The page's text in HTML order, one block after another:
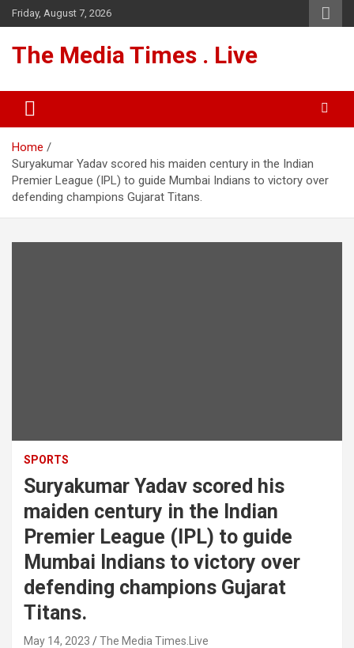
Skip
to
Friday, August 7, 2026
The Media Times . Live
Home
Suryakumar Yadav scored his maiden century in the Indian
Premier League (IPL) to guide Mumbai Indians to victory over
defending champions Gujarat Titans.
SPORTS
Suryakumar Yadav scored his
maiden century in the Indian
Premier League (IPL) to guide
Mumbai Indians to victory over
defending champions Gujarat
Titans.
May 14, 2023 The Media Times.Live